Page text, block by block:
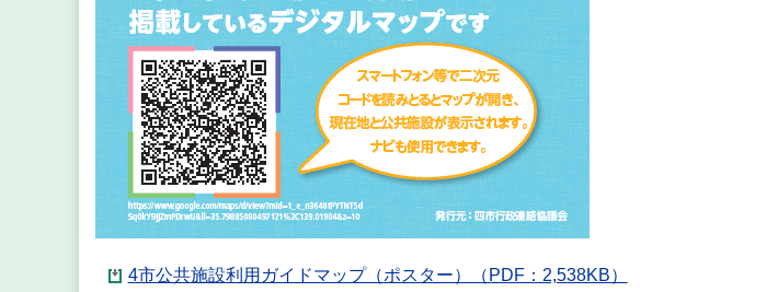
4市公共施設利用ガイドマップ（ポスター）（PDF：2,538KB）